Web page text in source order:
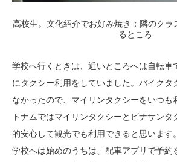
高校生。文化紹介でお好み焼き：隣のクラ
るところ
学校へ行くときは、近いところへは自転車
にタクシー利用をしていました。バイクタ
なかったので、マイリンタクシーをいつも
トナムではマイリンタクシーとビナサンタ
的安心して観光でも利用できると思います。
学校へは始めのうちは、配車アプリで予約